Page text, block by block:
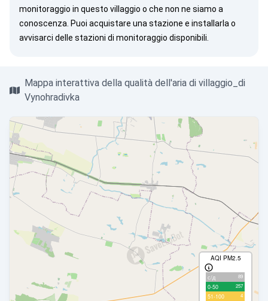
monitoraggio in questo villaggio o che non ne siamo a
conoscenza. Puoi acquistare una stazione e installarla o
avvisarci delle stazioni di monitoraggio disponibili.
Mappa interattiva della qualità dell'aria di villaggio_di
Vynohradivka
AQI PM2.5
с/д 89
0-50 257
51-100 4